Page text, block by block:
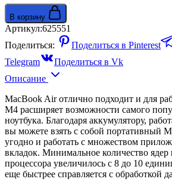
В корзину
Артикул:625551
Поделиться:
Поделиться в Pinterest
Telegram
Поделиться в Vk
Описание
MacBook Air отлично подходит и для
M4 расширяет возможности самого
ноутбука. Благодаря аккумулятору,
вы можете взять с собой портативный
угодно и работать с множеством
вкладок. Минимальное количество ядер
процессора увеличилось с 8 до 10
еще быстрее справляется с обработкой